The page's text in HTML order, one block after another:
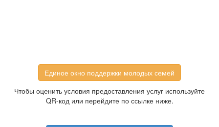
Единое окно поддержки молодых семей
Чтобы оценить условия предоставления услуг используйте
QR-код или перейдите по ссылке ниже.